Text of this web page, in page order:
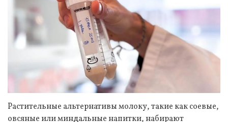
Растительные альтернативы молоку, такие как соевые,
овсяные или миндальные напитки, набирают